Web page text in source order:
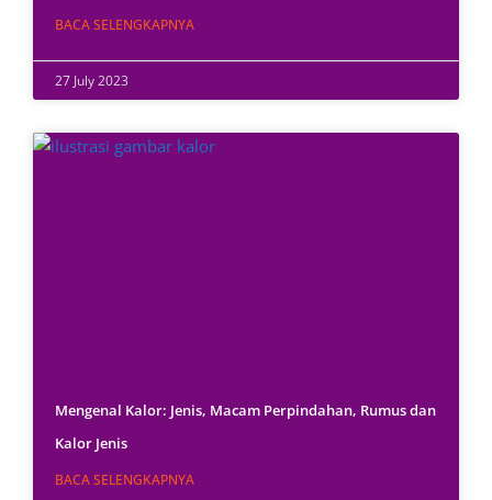
BACA SELENGKAPNYA
27 July 2023
Mengenal Kalor: Jenis, Macam Perpindahan, Rumus dan
Kalor Jenis
BACA SELENGKAPNYA